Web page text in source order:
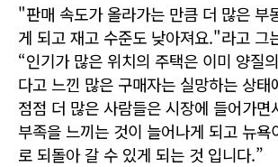
"판매 속도가 올라가는 만큼 더 많은 부
게 되고 재고 수준도 낮아져요."라고 그
“인기가 많은 위치의 주택은 이미 양질
다고 느낀 많은 구매자는 실망하는 상태
점점 더 많은 사람들은시장에 들어가면
부족을 느끼는 것이 늘어나게 되고 뉴욕
로 되돌아 갈 수 있게 되는 것 입니다.”